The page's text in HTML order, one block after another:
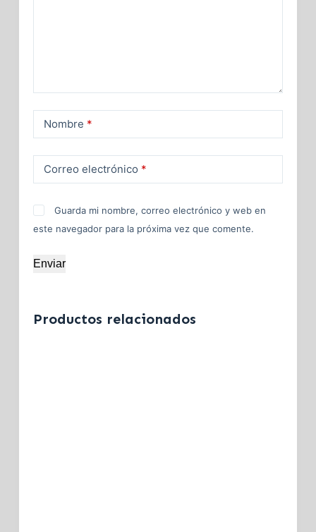
Nombre *
Correo electrónico *
Guarda mi nombre, correo electrónico y web en
este navegador para la próxima vez que comente.
Enviar
Productos relacionados